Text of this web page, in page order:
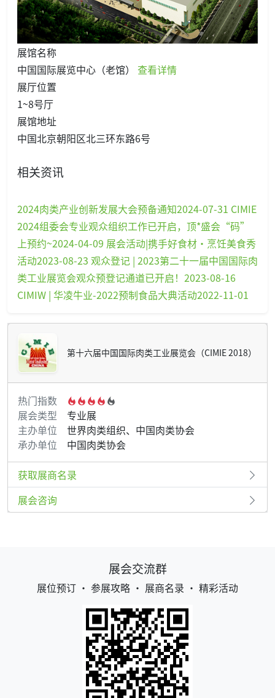
展馆名称
中国国际展览中心（老馆） 查看详情
展厅位置
1~8号厅
展馆地址
中国北京朝阳区北三环东路6号
相关资讯
2024肉类产业创新发展大会预备通知2024-07-31 CIMIE
2024组委会专业观众组织工作已开启，顶*盛会“码”
上预约~2024-04-09 展会活动|携手好食材·烹饪美食秀
活动2023-08-23 观众登记 | 2023第二十一届中国国际肉
类工业展览会观众预登记通道已开启！2023-08-16
CIMIW | 华凌牛业-2022预制食品大典活动2022-11-01
第十六届中国国际肉类工业展览会（CIMIE 2018）
热门指数
展会类型
专业展
主办单位
世界肉类组织、中国肉类协会
承办单位
中国肉类协会
获取展商名录
展会咨询
展会交流群
展位预订 • 参展攻略 • 展商名录 • 精彩活动